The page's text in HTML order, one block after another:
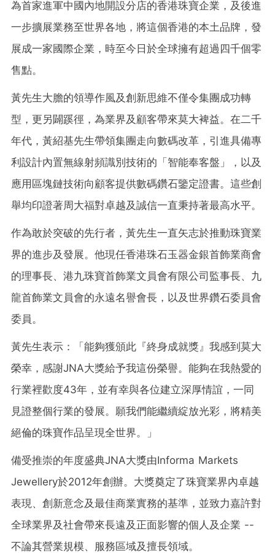
為首家進軍中國內地開設分店的香港珠寶企業，及後進
一步擴展業務至世界各地，將這個香港的本土品牌，發
展成一家國際企業，時至今日於全球擁有超過四千個零
售點。
黃先生大膽的領導作風及創新思維不僅令集團成功轉
型，更另闢蹊徑，為業界及顧客帶來莫大裨益。在二千
年代，黃紹基先生帶領集團走向數碼改革，引進具備專
利設計內置無線射頻識別技術的「智能奉客盤」，以及
應用區塊鏈技術向顧客提供數碼鑽石鑒定證書。這些創
舉均印證著周大福對卓越及誠信一直秉持著最高水平。
作為敢於突破的先行者，黃先生一直矢志於推動珠寶業
界的進步及發展。他現任香港珠石玉器金銀首飾業商會
的理事長、港九珠寶首飾業文員會有限公司監事長、九
龍首飾業文員會的永遠名譽會長，以及世界鑽石委員會
委員。
黃先生表示：「能夠獲頒此『終身成就獎』我感到莫大
榮幸，感謝JNA大獎給予我這份榮譽。能夠在我熱愛的
行業裡歡度43年，並有幸與各位建立深厚情誼，一同
見證整個行業的發展。願我們能繼續綻放光彩，將精美
絕倫的珠寶作品呈現全世界。」
備受推崇的年度盛典JNA大獎由Informa Markets
Jewellery於2012年創辦。大獎奠定了珠寶業界內卓越
表現、創新意念及最佳商業實務的基準，並致力嘉許對
全球業界及社會帶來長遠及正面影響的個人及企業 --
不論其營業規模、服務區域及擅長領域。